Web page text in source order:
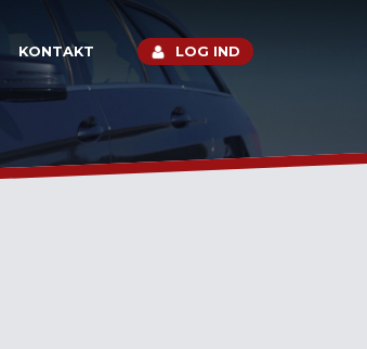
KONTAKT LOG IND